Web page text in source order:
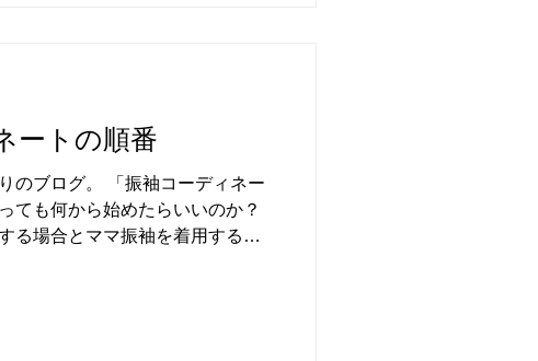
ートの順番
のブログ。 「振袖コーディネー
ても何から始めたらいいのか？
る場合とママ振袖を着用する